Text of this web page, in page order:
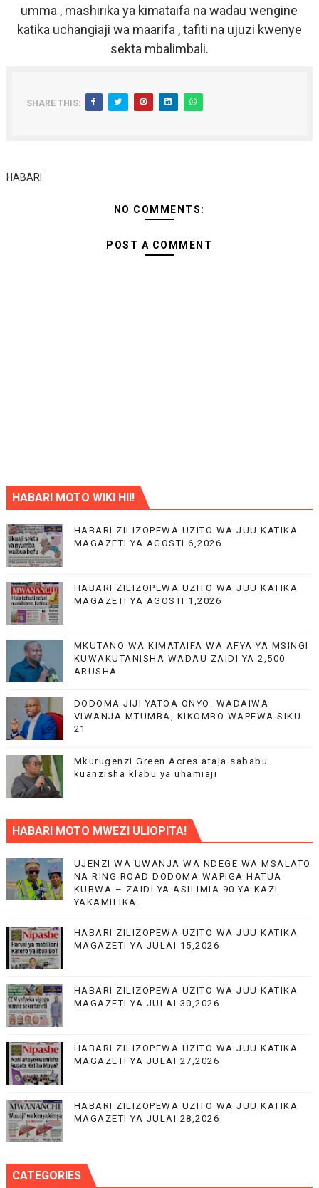
umma , mashirika ya kimataifa na wadau wengine
katika uchangiaji wa maarifa , tafiti na ujuzi kwenye
sekta mbalimbali.
SHARE THIS:
HABARI
NO COMMENTS:
POST A COMMENT
HABARI MOTO WIKI HII!
HABARI ZILIZOPEWA UZITO WA JUU KATIKA
MAGAZETI YA AGOSTI 6,2026
HABARI ZILIZOPEWA UZITO WA JUU KATIKA
MAGAZETI YA AGOSTI 1,2026
MKUTANO WA KIMATAIFA WA AFYA YA MSINGI
KUWAKUTANISHA WADAU ZAIDI YA 2,500
ARUSHA
DODOMA JIJI YATOA ONYO: WADAIWA
VIWANJA MTUMBA, KIKOMBO WAPEWA SIKU
21
Mkurugenzi Green Acres ataja sababu
kuanzisha klabu ya uhamiaji
HABARI MOTO MWEZI ULIOPITA!
UJENZI WA UWANJA WA NDEGE WA MSALATO
NA RING ROAD DODOMA WAPIGA HATUA
KUBWA – ZAIDI YA ASILIMIA 90 YA KAZI
YAKAMILIKA.
HABARI ZILIZOPEWA UZITO WA JUU KATIKA
MAGAZETI YA JULAI 15,2026
HABARI ZILIZOPEWA UZITO WA JUU KATIKA
MAGAZETI YA JULAI 30,2026
HABARI ZILIZOPEWA UZITO WA JUU KATIKA
MAGAZETI YA JULAI 27,2026
HABARI ZILIZOPEWA UZITO WA JUU KATIKA
MAGAZETI YA JULAI 28,2026
CATEGORIES